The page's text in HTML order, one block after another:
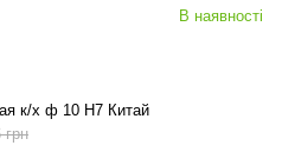
В наявності
к/х ф 10 Н7 Китай
грн